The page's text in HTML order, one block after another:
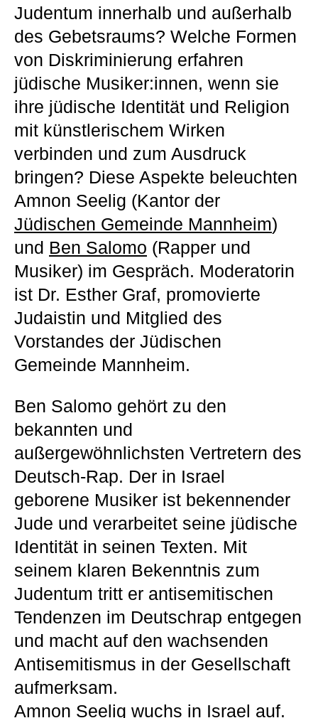
Judentum innerhalb und außerhalb
des Gebetsraums? Welche Formen
von Diskriminierung erfahren
jüdische Musiker:innen, wenn sie
ihre jüdische Identität und Religion
mit künstlerischem Wirken
verbinden und zum Ausdruck
bringen? Diese Aspekte beleuchten
Amnon Seelig (Kantor der
Jüdischen Gemeinde Mannheim)
und Ben Salomo (Rapper und
Musiker) im Gespräch. Moderatorin
ist Dr. Esther Graf, promovierte
Judaistin und Mitglied des
Vorstandes der Jüdischen
Gemeinde Mannheim.
Ben Salomo gehört zu den
bekannten und
außergewöhnlichsten Vertretern des
Deutsch-Rap. Der in Israel
geborene Musiker ist bekennender
Jude und verarbeitet seine jüdische
Identität in seinen Texten. Mit
seinem klaren Bekenntnis zum
Judentum tritt er antisemitischen
Tendenzen im Deutschrap entgegen
und macht auf den wachsenden
Antisemitismus in der Gesellschaft
aufmerksam.
Amnon Seelig wuchs in Israel auf.